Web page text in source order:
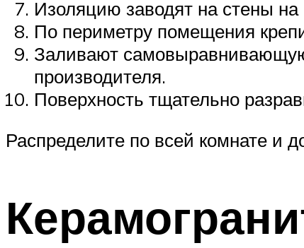
Изоляцию заводят на стены
По периметру помещения
Заливают
производителя.
Поверхность тщательно
Распределите по всей комнате и